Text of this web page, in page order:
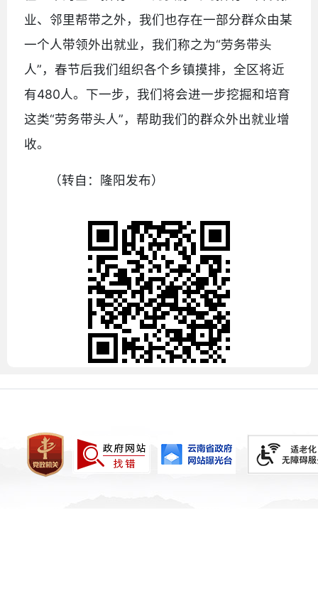
业、邻里帮带之外，我们也存在一部分群众由某
一个人带领外出就业，我们称之为“劳务带头
人”，春节后我们组织各个乡镇摸排，全区将近
有480人。下一步，我们将会进一步挖掘和培育
这类“劳务带头人”，帮助我们的群众外出就业增
收。
（转自：隆阳发布）